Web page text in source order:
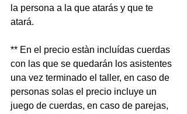
la persona a la que atarás y que te
atará.
** En el precio estàn incluídas cuerdas
con las que se quedarán los asistentes
una vez terminado el taller, en caso de
personas solas el precio incluye un
juego de cuerdas, en caso de parejas,